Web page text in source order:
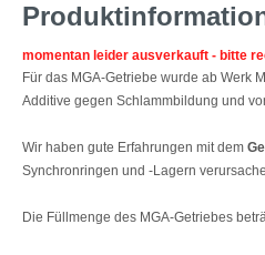
momentan leider ausverkauft - bitte
Für das MGA-Getriebe wurde ab Werk
Additive gegen Schlammbildung und
Wir haben gute Erfahrungen mit dem
Synchronringen und -Lagern
Die Füllmenge des MGA-Getriebes